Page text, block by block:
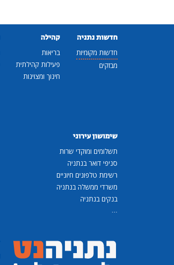
חדשות נתניה
חדשות מקומיות
מבזקים
קהילה
בריאות
פעילות קהילתית
חינוך ומצוינות
שימושון עירוני
תשלומים ומוקדי שרות
סניפי דואר בנתניה
רשימת טלפונים חיוניים
משרדי ממשלה בנתניה
בנקים בנתניה
...